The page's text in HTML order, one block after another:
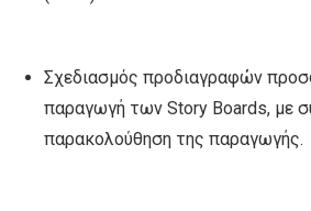
Σχεδιασμός προδιαγραφών
παραγωγή των Story Boards, με
παρακολούθηση της παραγωγής.